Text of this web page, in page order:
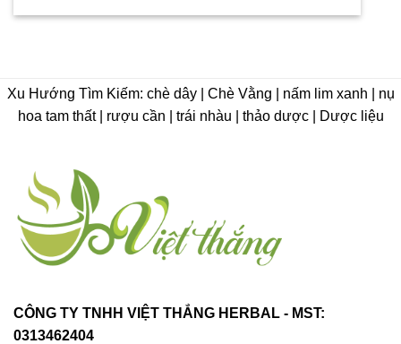
Xu Hướng Tìm Kiếm: chè dây | Chè Vằng | nấm lim xanh | nụ
hoa tam thất | rượu cần | trái nhàu | thảo dược | Dược liệu
CÔNG TY TNHH VIỆT THẮNG HERBAL - MST:
0313462404